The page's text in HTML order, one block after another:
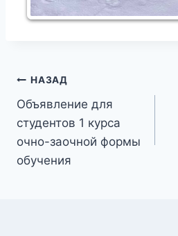
Навигация
по
записям
НАЗАД
Объявление для
студентов 1 курса
очно-заочной формы
обучения